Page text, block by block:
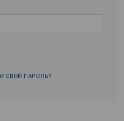
СВОЙ ПАРОЛЬ?